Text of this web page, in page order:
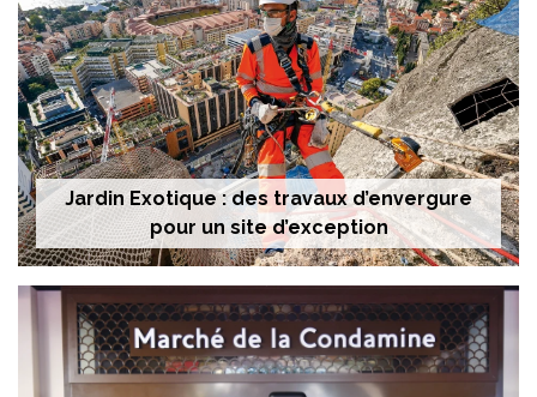
Jardin Exotique : des travaux d’envergure
pour un site d’exception